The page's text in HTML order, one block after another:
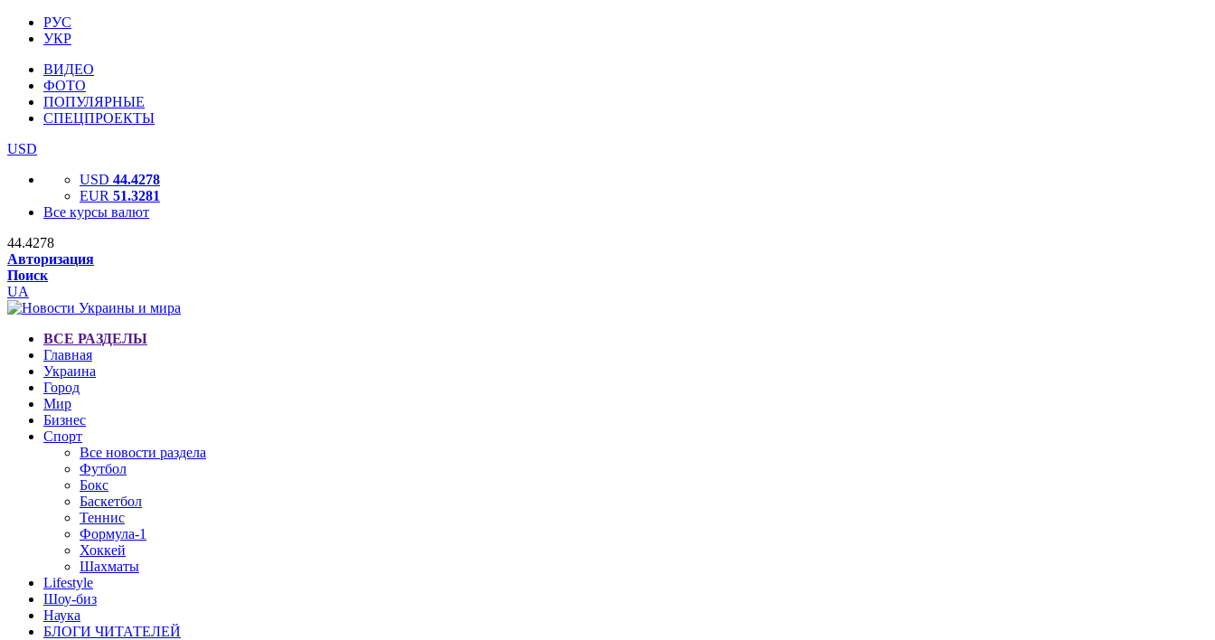
РУС
УКР
ВИДЕО
ФОТО
ПОПУЛЯРНЫЕ
СПЕЦПРОЕКТЫ
USD
USD 44.4278
EUR 51.3281
Все курсы валют
44.4278
Авторизация
Поиск
UA
ВСЕ РАЗДЕЛЫ
Главная
Украина
Город
Мир
Бизнес
Спорт
Все новости раздела
Футбол
Бокс
Баскетбол
Теннис
Формула-1
Хоккей
Шахматы
Lifestyle
Шоу-биз
Наука
БЛОГИ ЧИТАТЕЛЕЙ